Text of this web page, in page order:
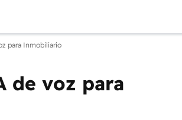
para Inmobiliario
de voz para